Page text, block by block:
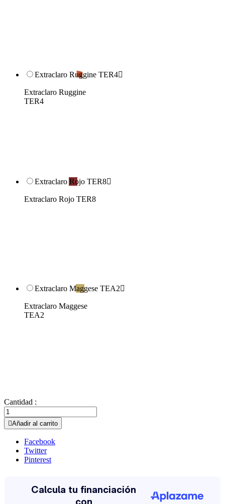
Extraclaro Ruggine TER4
Extraclaro Ruggine
TER4
Extraclaro Rojo TER8
Extraclaro Rojo TER8
Extraclaro Maggese TEA2
Extraclaro Maggese
TEA2
Cantidad :
Añadir al carrito
Facebook
Twitter
Pinterest